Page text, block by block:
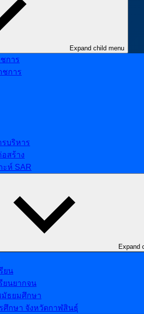
Expand child menu
การ
ชการ
รบริหาร
สร้าง
ะห์ SAR
Expand
ยน
ยนยากจน
ธยมศึกษา
ศึกษา จังหวัดกาฬสินธุ์